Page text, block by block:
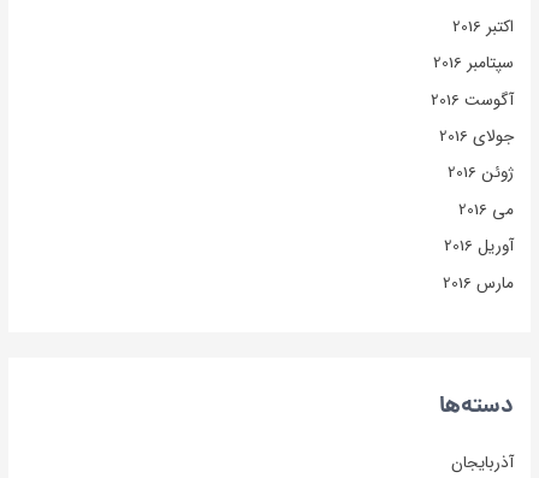
اکتبر 2016
سپتامبر 2016
آگوست 2016
جولای 2016
ژوئن 2016
می 2016
آوریل 2016
مارس 2016
دسته‌ها
آذربایجان